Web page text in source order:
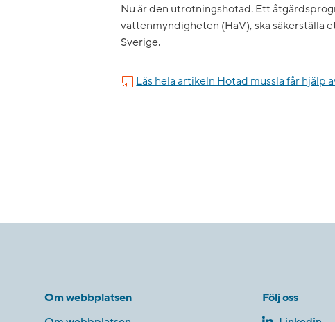
Nu är den utrotningshotad. Ett
vattenmyndigheten (HaV), ska säkerställa
Sverige.
Läs hela artikeln Hotad mussla får hjälp
Om webbplatsen
Följ oss